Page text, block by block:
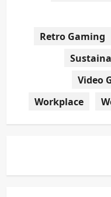
Retro Gaming
Video
Workplace